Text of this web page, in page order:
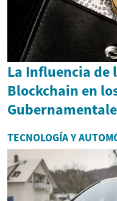
La Influencia de
Blockchain en
TECNOLOGÍA Y